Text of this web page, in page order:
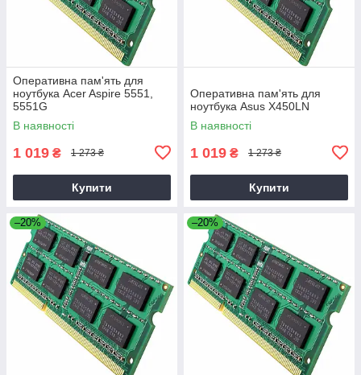
Оперативна пам'ять для
ноутбука Acer Aspire 5551,
5551G
В наявності
1 019 ₴ 1 273 ₴
Купити
Оперативна пам'ять для
ноутбука Asus X450LN
В наявності
1 019 ₴ 1 273 ₴
Купити
–20% –20%